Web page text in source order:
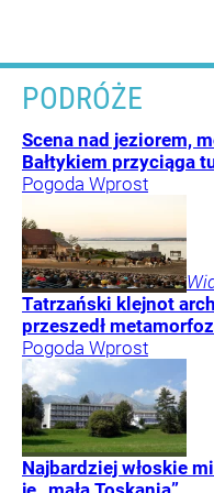
PODRÓŻE
Scena nad jeziorem,
Bałtykiem przyciąga
Pogoda Wprost
Tatrzański klejnot
przeszedł
Pogoda Wprost
Najbardziej włoskie